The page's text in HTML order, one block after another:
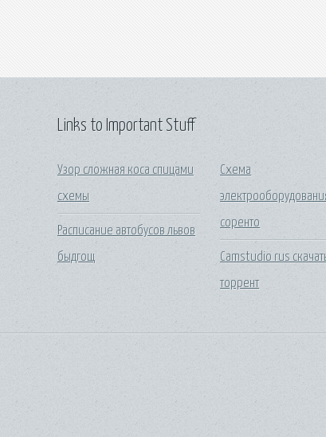
Links to Important Stuff
Узор сложная коса спицами
схемы
Расписание автобусов львов
быдгощ
Схема
соренто
Camstudio rus
торрент